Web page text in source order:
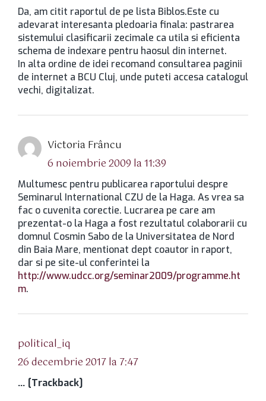
Da, am citit raportul de pe lista Biblos.Este cu
adevarat interesanta pledoaria finala: pastrarea
sistemului clasificarii zecimale ca utila si eficienta
schema de indexare pentru haosul din internet.
In alta ordine de idei recomand consultarea paginii
de internet a BCU Cluj, unde puteti accesa catalogul
vechi, digitalizat.
Victoria Frâncu
6 noiembrie 2009 la 11:39
Multumesc pentru publicarea raportului despre
Seminarul International CZU de la Haga. As vrea sa
fac o cuvenita corectie. Lucrarea pe care am
prezentat-o la Haga a fost rezultatul colaborarii cu
domnul Cosmin Sabo de la Universitatea de Nord
din Baia Mare, mentionat dept coautor in raport,
dar si pe site-ul conferintei la
http://www.udcc.org/seminar2009/programme.ht
m.
political_iq
26 decembrie 2017 la 7:47
… [Trackback]